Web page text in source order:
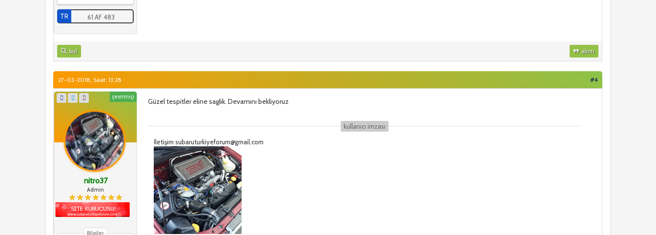
TR 61 AF 483
bul alıntı
#4
27-03-2018, Saat: 13:28
çevrimiçi
nitro37
Admin
Bilgiler
Güzel tespitler eline saglik. Devamını bekliyoruz
kullanıcı i̇mzası
İletişim subaruturkiyeforum@gmail.com